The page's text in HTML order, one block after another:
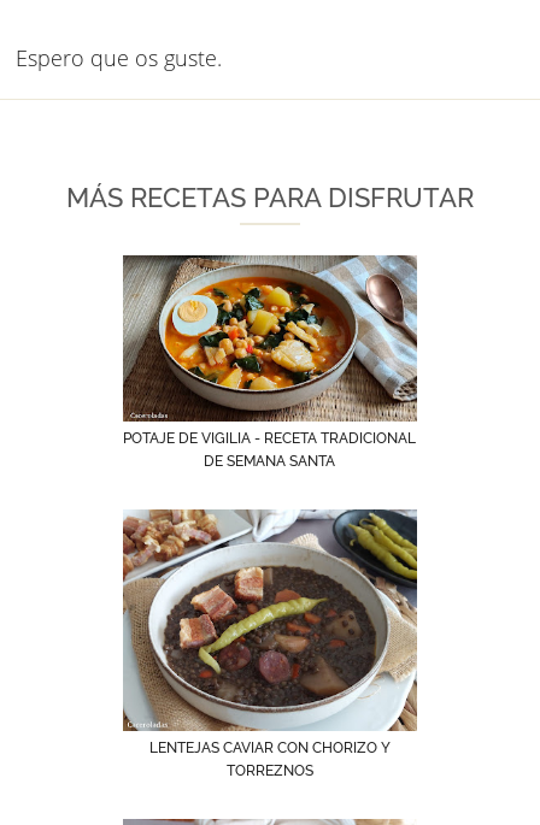
Espero que os guste.
MÁS RECETAS PARA DISFRUTAR
POTAJE DE VIGILIA - RECETA TRADICIONAL
DE SEMANA SANTA
LENTEJAS CAVIAR CON CHORIZO Y
TORREZNOS